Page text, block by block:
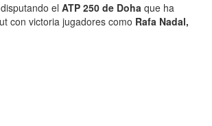
el ATP 250 de Doha que ha
con victoria jugadores como Rafa Nadal,